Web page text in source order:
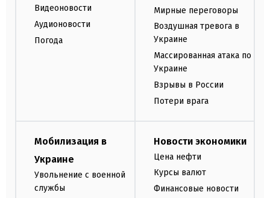
Видеоновости
Аудионовости
Погода
Мирные переговоры
Воздушная тревога в
Украине
Массированная атака по
Украине
Взрывы в России
Потери врага
Мобилизация в
Украине
Увольнение с военной
службы
Новости экономики
Цена нефти
Курсы валют
Финансовые новости